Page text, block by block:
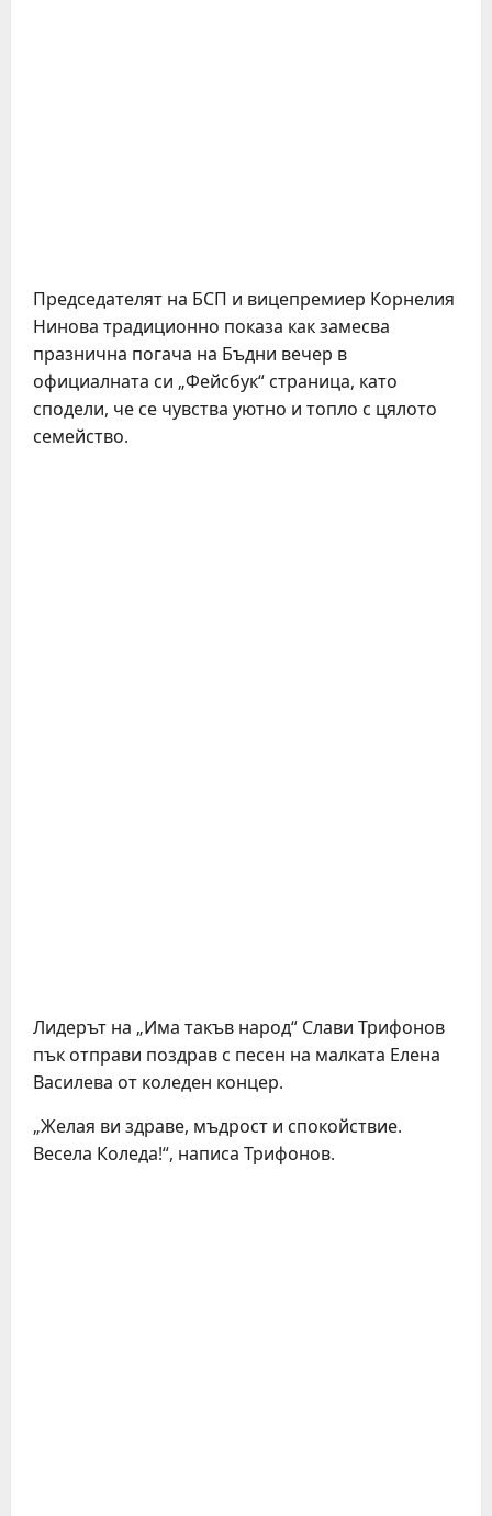
Председателят на БСП и вицепремиер Корнелия
Нинова традиционно показа как замесва
празнична погача на Бъдни вечер в
официалната си „Фейсбук“ страница, като
сподели, че се чувства уютно и топло с цялото
семейство.
Лидерът на „Има такъв народ“ Слави Трифонов
пък отправи поздрав с песен на малката Елена
Василева от коледен концер.
„Желая ви здраве, мъдрост и спокойствие.
Весела Коледа!“, написа Трифонов.